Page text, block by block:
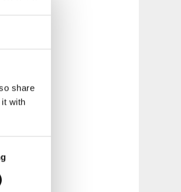
share
with